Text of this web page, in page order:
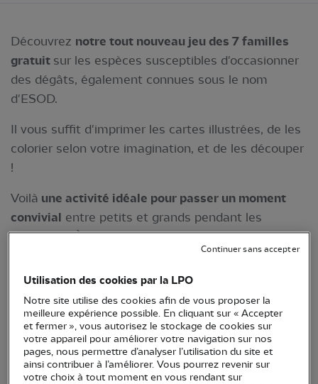
Découvrez notre tout nouveau jeu des 7 familles
gratuit sur les espèces susceptibles d'occasionner
des dégâts, également connues sous le nom
d'ESOD.
Il vous suffit d'imprimer les cartes illustrées, de les
colorier selon votre imagination, et de les découper
!
Voilà une activité idéale pour passer un moment
convivial entre petits et grands pendant les
vacances ! À vous de jouer !
Utilisation des cookies par la LPO
Notre site utilise des cookies afin de vous proposer la
meilleure expérience possible. En cliquant sur « Accepter
et fermer », vous autorisez le stockage de cookies sur
votre appareil pour améliorer votre navigation sur nos
pages, nous permettre d’analyser l’utilisation du site et
ainsi contribuer à l’améliorer. Vous pourrez revenir sur
votre choix à tout moment en vous rendant sur
Continuer sans accepter